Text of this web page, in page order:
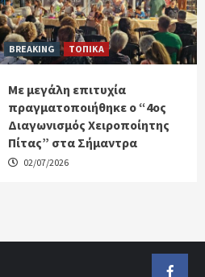
BREAKING ΤΟΠΙΚΑ
Με μεγάλη επιτυχία
πραγματοποιήθηκε ο “4ος
Διαγωνισμός Χειροποίητης
Πίτας” στα Σήμαντρα
02/07/2026